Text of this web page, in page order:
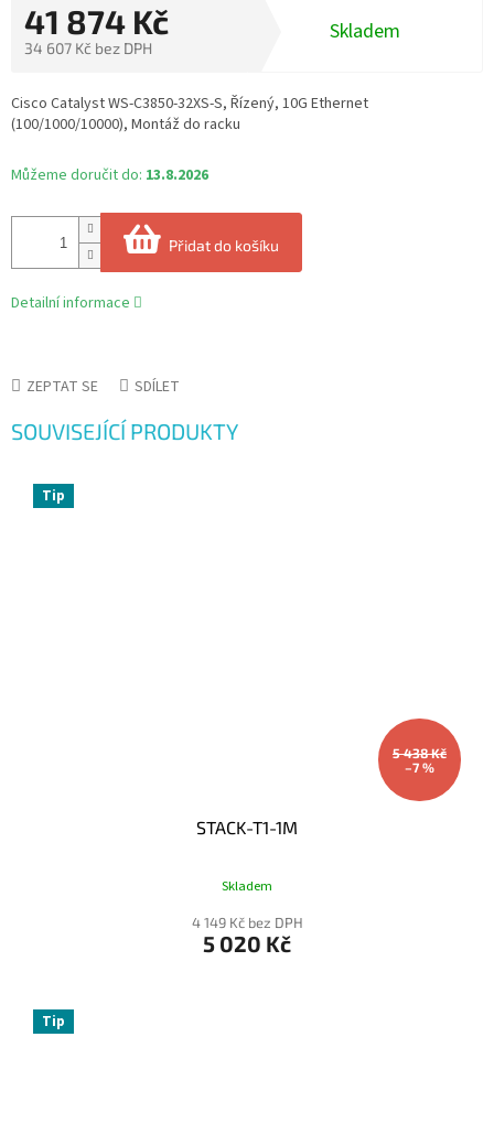
41 874 Kč
34 607 Kč bez DPH
cena:
Skladem
Můžeme doručit do: 13.8.2026
Přidat do košíku
Cisco Catalyst WS-C3850-32XS-S, Řízený, 10G Ethernet
(100/1000/10000), Montáž do racku
Detailní informace
ZEPTAT SE SDÍLET
SOUVISEJÍCÍ PRODUKTY
Tip
5 438 Kč
–7 %
STACK-T1-1M
Skladem
4 149 Kč bez DPH
5 020 Kč
Tip